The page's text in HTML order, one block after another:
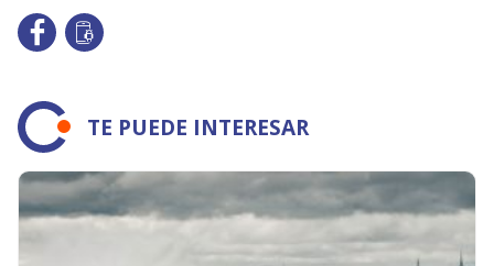
TE PUEDE INTERESAR